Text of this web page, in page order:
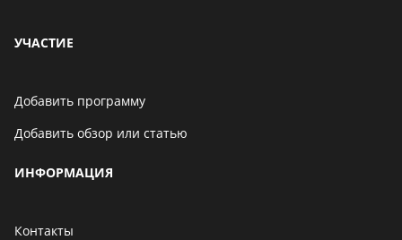
УЧАСТИЕ
Добавить программу
Добавить обзор или статью
ИНФОРМАЦИЯ
Контакты